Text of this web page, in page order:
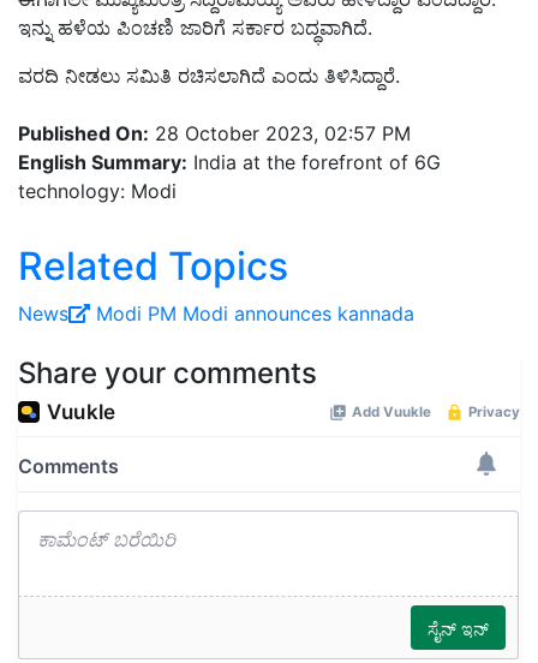
ಇನ್ನು ಹಳೆಯ ಪಿಂಚಣಿ ಜಾರಿಗೆ ಸರ್ಕಾರ ಬದ್ಧವಾಗಿದೆ.
ವರದಿ ನೀಡಲು ಸಮಿತಿ ರಚಿಸಲಾಗಿದೆ ಎಂದು ತಿಳಿಸಿದ್ದಾರೆ.
Published On: 28 October 2023, 02:57 PM
English Summary: India at the forefront of 6G
technology: Modi
Related Topics
News Modi PM Modi announces kannada
Share your comments